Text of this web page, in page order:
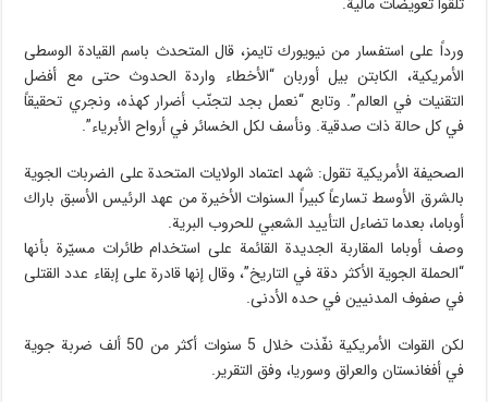
ورداً على استفسار من نيويورك تايمز، قال المتحدث باسم القيادة الوسطى
الأمريكية، الكابتن بيل أوربان “الأخطاء واردة الحدوث حتى مع أفضل
التقنيات في العالم”. وتابع “نعمل بجد لتجنّب أضرار كهذه، ونجري تحقيقاً
في كل حالة ذات صدقية. ونأسف لكل الخسائر في أرواح الأبرياء”.
الصحيفة الأمريكية تقول: شهد اعتماد الولايات المتحدة على الضربات الجوية
بالشرق الأوسط تسارعاً كبيراً السنوات الأخيرة من عهد الرئيس الأسبق باراك
أوباما، بعدما تضاءل التأييد الشعبي للحروب البرية.
وصف أوباما المقاربة الجديدة القائمة على استخدام طائرات مسيّرة بأنها
“الحملة الجوية الأكثر دقة في التاريخ”، وقال إنها قادرة على إبقاء عدد القتلى
في صفوف المدنيين في حده الأدنى.
لكن القوات الأمريكية نفّذت خلال 5 سنوات أكثر من 50 ألف ضربة جوية
في أفغانستان والعراق وسوريا، وفق التقرير.